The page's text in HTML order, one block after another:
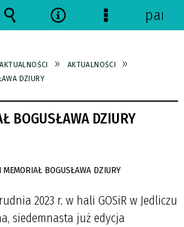
AKTUALNOŚCI
AKTUALNOŚCI
DZIURY
BOGUSŁAWA DZIURY
2023 r. w hali GOSiR w Jedliczu
siedemnasta już edycja
Wyszukiwarka
NarzędziaMenu
panel